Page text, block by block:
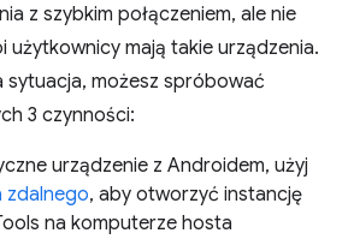
z szybkim połączeniem, ale nie
użytkownicy mają takie urządzenia.
sytuacja, możesz spróbować
3 czynności:
urządzenie z Androidem, użyj
zdalnego, aby otworzyć instancję
na komputerze hosta